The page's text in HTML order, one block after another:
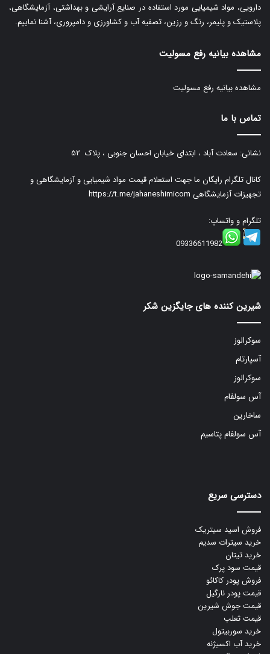
دارویی، مواد شیمیایی مورد استفاده در صنایع آرایشی و بهداشتی، آزمایشگاهی،
پلاستیک و پلیمر، رنگ و رزین، تصفیه آب و کشاورزی و دامپروری، آشنا نماییم.
مشاهده بیانیه رفع مسولیت
مشاهده بیانیه رفع مسولیت
تماس با ما
نشانی: سعادت آباد ، ابتدای خیابان احسان جنوبی ، پلاک ۵۲
کانال تلگرام رایگان ما جهت استعلام قیمت مواد شیمیایی و آزمایشگاهی و
تجهیزات آزمایشگاهی https://t.me/jahaneshimicom
تلگرام و واتساپ:
09336611982
شیرین کننده های جایگزین شکر
سوکرالوز
آسپارتام
سوکرالوز
آس سولفام
ساخارین
آس سولفام پتاسیم
دسترسی سریع
فروش اسید سیتریک
خرید سیترات سدیم
خرید تیتان
قیمت سود پرک
فروش پودر کاکائو
قیمت پودر نارگیل
قیمت جوش شیرین
قیمت ثعلب
خرید سوربیتول
خرید آب اکسیژنه